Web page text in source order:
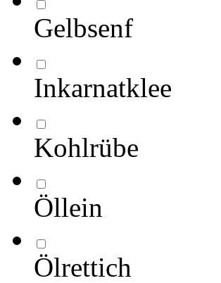
Gelbsenf
Inkarnatklee
Kohlrübe
Öllein
Ölrettich